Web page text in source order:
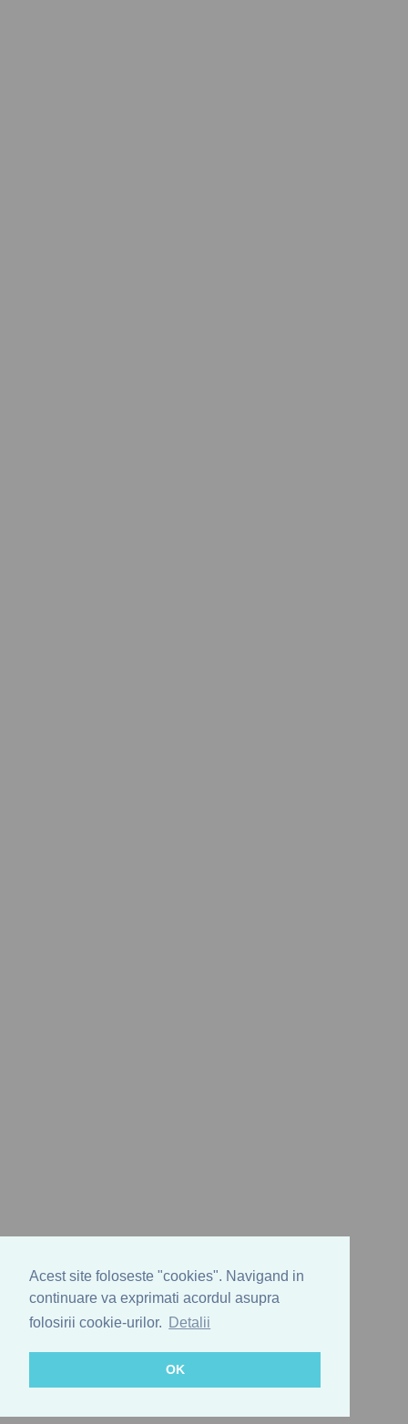
Acest site foloseste "cookies". Navigand in
continuare va exprimati acordul asupra
folosirii cookie-urilor.
Detalii
OK